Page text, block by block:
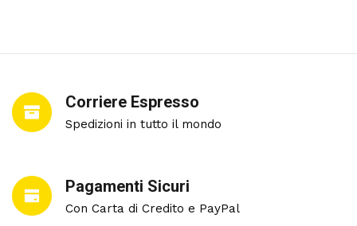
Corriere Espresso
Spedizioni in tutto il mondo
Pagamenti Sicuri
Con Carta di Credito e PayPal